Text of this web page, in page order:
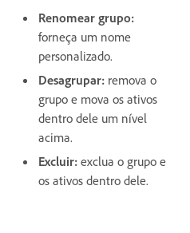
Renomear grupo:
forneça um nome
personalizado.
Desagrupar: remova o
grupo e mova os ativos
dentro dele um nível
acima.
Excluir: exclua o grupo e
os ativos dentro dele.